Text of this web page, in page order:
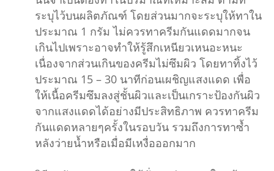
ระบุไว้บนผลิตภัณฑ์ โดยส่วนมากจะระบุให้ทาใน
ประมาณ 1 กรัม ไม่ควรทาครีมกันแดดมากจน
เกินไปเพราะอาจทำให้รู้สึกเหนียวเหนอะหนะ
เนื่องจากส่วนเกินของครีมไม่ซึมผิว โดยทาทิ้งไว้
ประมาณ 15 – 30 นาทีก่อนเผชิญแสงแดด เพื่อ
ให้เนื้อครีมซึมลงสู่ชั้นผิวและเป็นเกราะป้องกันผิว
จากแสงแดดได้อย่างมีประสิทธิภาพ ควรทาครีม
กันแดดหลายๆครั้งในรอบวัน รวมถึงการทาซ้ำ
หลังว่ายน้ำหรือเมื่อมีเหงื่อออกมาก